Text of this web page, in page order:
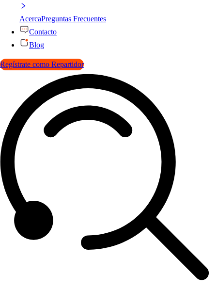
AcercaPreguntas Frecuentes
Contacto
Blog
Regístrate como Repartidor